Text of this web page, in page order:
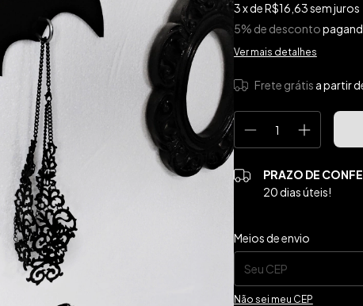
3x deR$16,63sem juros
5% de desconto
Ver mais detalhes
Frete grátis a partir
PRAZO DE
20 dias úteis!
Entregas para o CEP:
Meios de envio
Não sei meu CEP